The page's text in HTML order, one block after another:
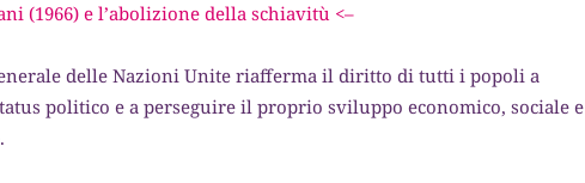
(1966) e l’abolizione della schiavitù <–
delle Nazioni Unite riafferma il diritto di tutti i popoli a
politico e a perseguire il proprio sviluppo economico, sociale e